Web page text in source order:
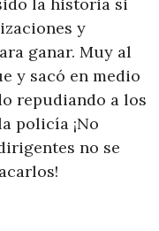
la historia si
y
ganar. Muy al
y sacó en medio
repudiando a los
policía ¡No
no se